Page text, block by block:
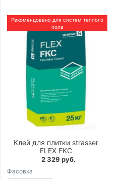
Рекомендовано для систем теплого
пола
Клей для плитки strasser
FLEX FKC
2 329 руб.
Фасовка